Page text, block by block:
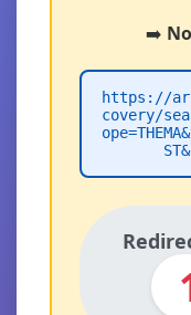
➡️
https://
covery/